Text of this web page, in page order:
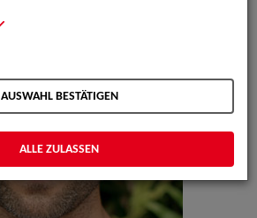
AUSWAHL BESTÄTIGEN
ALLE ZULASSEN